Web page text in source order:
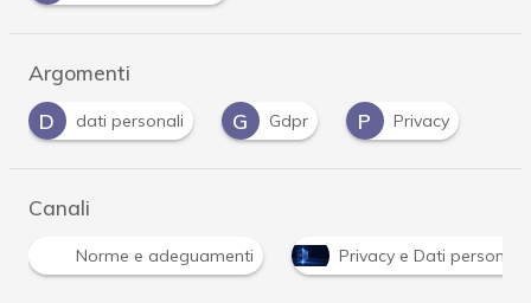
Argomenti
D
dati personali G Gdpr P Privacy
Canali
Norme e adeguamenti Privacy e Dati personali